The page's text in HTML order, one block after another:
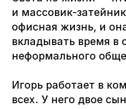
В оформлении лонгридов